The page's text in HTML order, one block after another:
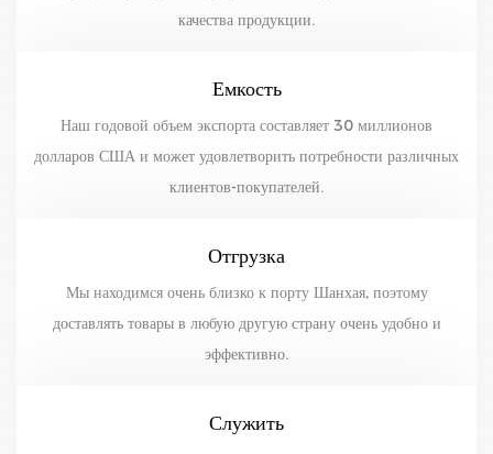
качества продукции.
Емкость
Наш годовой объем экспорта составляет 30 миллионов
долларов США и может удовлетворить потребности различных
клиентов-покупателей.
Отгрузка
Мы находимся очень близко к порту Шанхая, поэтому
доставлять товары в любую другую страну очень удобно и
эффективно.
Служить